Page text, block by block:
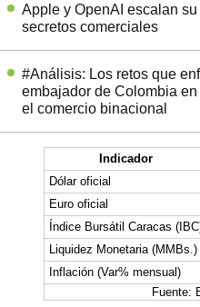
Apple y OpenAI escalan
secretos comerciales
#Análisis: Los retos que
embajador de Colombia
el comercio binacional
Indicador
Dólar oficial
Euro oficial
Índice Bursátil Caracas
Liquidez Monetaria (MMBs.)
Inflación (Var% mensual)
Fuente: